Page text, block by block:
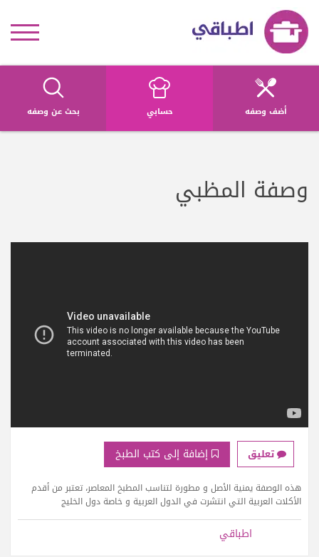
أضف وصفه حسابي بحث عن وصفه
وصفة المظبي
تعليق إضافة إلى كتب الطبخ
هذه الوصفة يمنية الأصل و مطورة لتناسب المطبخ المعاصر، تعتبر من أقدم
الأكلات العربية التي انتشرت في الدول العربية و خاصة دول الخليج
اطباقي